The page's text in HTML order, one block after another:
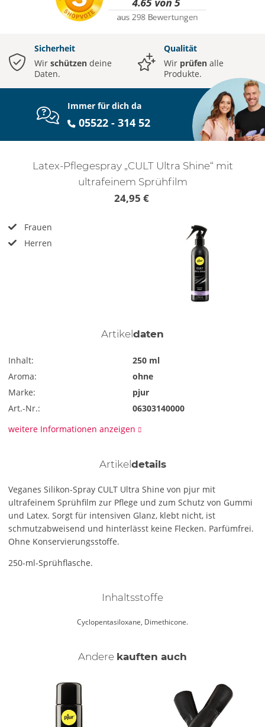
Sicherheit
Wir schützen deine
Daten.
Qualität
Wir prüfen alle
Produkte.
Immer für dich da
05522 - 314 52
Latex-Pflegespray „CULT Ultra Shine“ mit
ultrafeinem Sprühfilm
24,95 €
Frauen
Herren
Artikel daten
Inhalt:
250 ml
Aroma:
ohne
Marke:
pjur
Art.-Nr.:
06303140000
weitere Informationen anzeigen
Artikel details
Veganes Silikon-Spray CULT Ultra Shine von pjur mit
ultrafeinem Sprühfilm zur Pflege und zum Schutz von Gummi
und Latex. Sorgt für intensiven Glanz, klebt nicht, ist
schmutzabweisend und hinterlässt keine Flecken. Parfümfrei.
Ohne Konservierungsstoffe.
250-ml-Sprühflasche.
Inhaltsstoffe
Cyclopentasiloxane, Dimethicone.
Andere kauften auch